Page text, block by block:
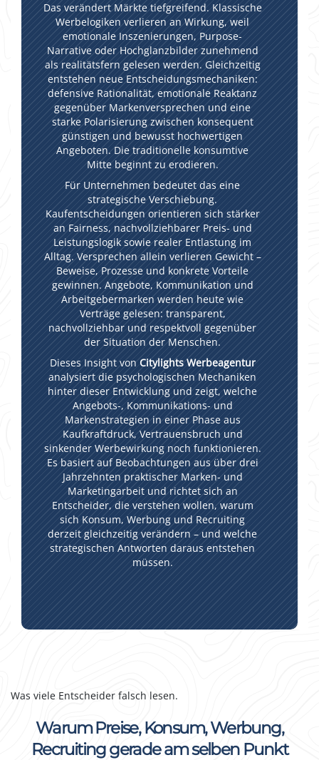
Das verändert Märkte tiefgreifend. Klassische
Werbelogiken verlieren an Wirkung, weil
emotionale Inszenierungen, Purpose-
Narrative oder Hochglanzbilder zunehmend
als realitätsfern gelesen werden. Gleichzeitig
entstehen neue Entscheidungsmechaniken:
defensive Rationalität, emotionale Reaktanz
gegenüber Markenversprechen und eine
starke Polarisierung zwischen konsequent
günstigen und bewusst hochwertigen
Angeboten. Die traditionelle konsumtive
Mitte beginnt zu erodieren.
Für Unternehmen bedeutet das eine
strategische Verschiebung.
Kaufentscheidungen orientieren sich stärker
an Fairness, nachvollziehbarer Preis- und
Leistungslogik sowie realer Entlastung im
Alltag. Versprechen allein verlieren Gewicht –
Beweise, Prozesse und konkrete Vorteile
gewinnen. Angebote, Kommunikation und
Arbeitgebermarken werden heute wie
Verträge gelesen: transparent,
nachvollziehbar und respektvoll gegenüber
der Situation der Menschen.
Dieses Insight von Citylights Werbeagentur
analysiert die psychologischen Mechaniken
hinter dieser Entwicklung und zeigt, welche
Angebots-, Kommunikations- und
Markenstrategien in einer Phase aus
Kaufkraftdruck, Vertrauensbruch und
sinkender Werbewirkung noch funktionieren.
Es basiert auf Beobachtungen aus über drei
Jahrzehnten praktischer Marken- und
Marketingarbeit und richtet sich an
Entscheider, die verstehen wollen, warum
sich Konsum, Werbung und Recruiting
derzeit gleichzeitig verändern – und welche
strategischen Antworten daraus entstehen
müssen.
Was viele Entscheider falsch lesen.
Warum Preise, Konsum, Werbung,
Recruiting gerade am selben Punkt